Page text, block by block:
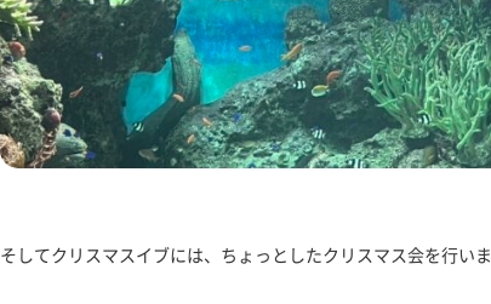
そしてクリスマスイブには、ちょっとしたクリスマス会を行い